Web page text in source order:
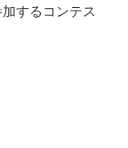
するコンテス